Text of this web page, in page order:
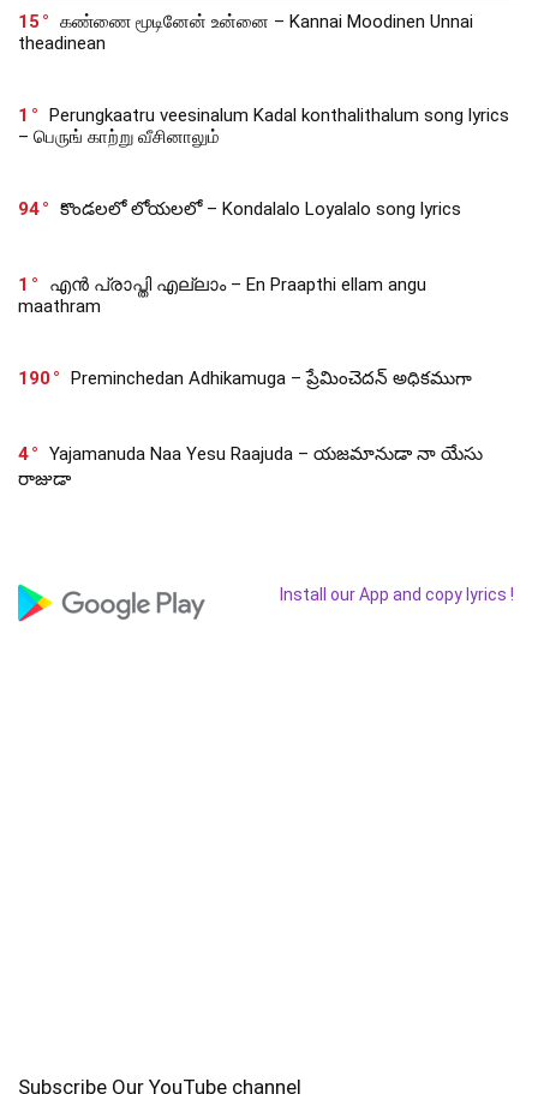
15
கண்ணை மூடினேன் உன்னை – Kannai Moodinen Unnai
theadinean
1
Perungkaatru veesinalum Kadal konthalithalum song lyrics
– பெருங் காற்று வீசினாலும்
94 కొండలలో లోయలలో – Kondalalo Loyalalo song lyrics
1
എൻ പ്രാപ്തി എല്ലാം – En Praapthi ellam angu
maathram
190 Preminchedan Adhikamuga – ప్రేమించెదన్ అధికముగా
4
Yajamanuda Naa Yesu Raajuda – యజమానుడా నా యేసు
రాజుడా
Install our App and copy lyrics !
Subscribe Our YouTube channel